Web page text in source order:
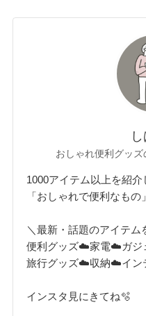
おしゃれ便利グッズ
1000アイテム以上を紹介
「おしゃれで便利なも
＼最新・話題のアイテム
便利グッズ☁️家電☁️ガジ
旅行グッズ☁️収納☁️イン
インスタ見にきてね🫧